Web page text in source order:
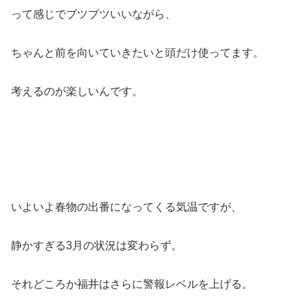
って感じでブツブツいいながら、
ちゃんと前を向いていきたいと頭だけ使ってます。
考えるのが楽しいんです。
いよいよ春物の出番になってくる気温ですが、
静かすぎる3月の状況は変わらず。
それどころか福井はさらに警報レベルを上げる。